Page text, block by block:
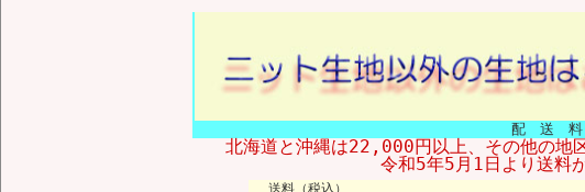
配 送 料
北海道と沖縄は22,000円以上、その他の地
令和5年5月1日より送料
送料（税込）